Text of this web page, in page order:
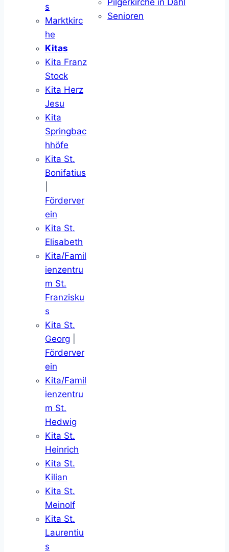
s
Marktkirc
he
Kitas
Kita Franz
Stock
Kita Herz
Jesu
Kita
Springbac
hhöfe
Kita St.
Bonifatius
Förderver
ein
Kita St.
Elisabeth
Kita/Famil
ienzentru
m St.
Franzisku
s
Kita St.
Georg
Förderver
ein
Kita/Famil
ienzentru
m St.
Hedwig
Kita St.
Heinrich
Kita St.
Kilian
Kita St.
Meinolf
Kita St.
Laurentiu
s
Pilgerkirche in Dahl
Senioren